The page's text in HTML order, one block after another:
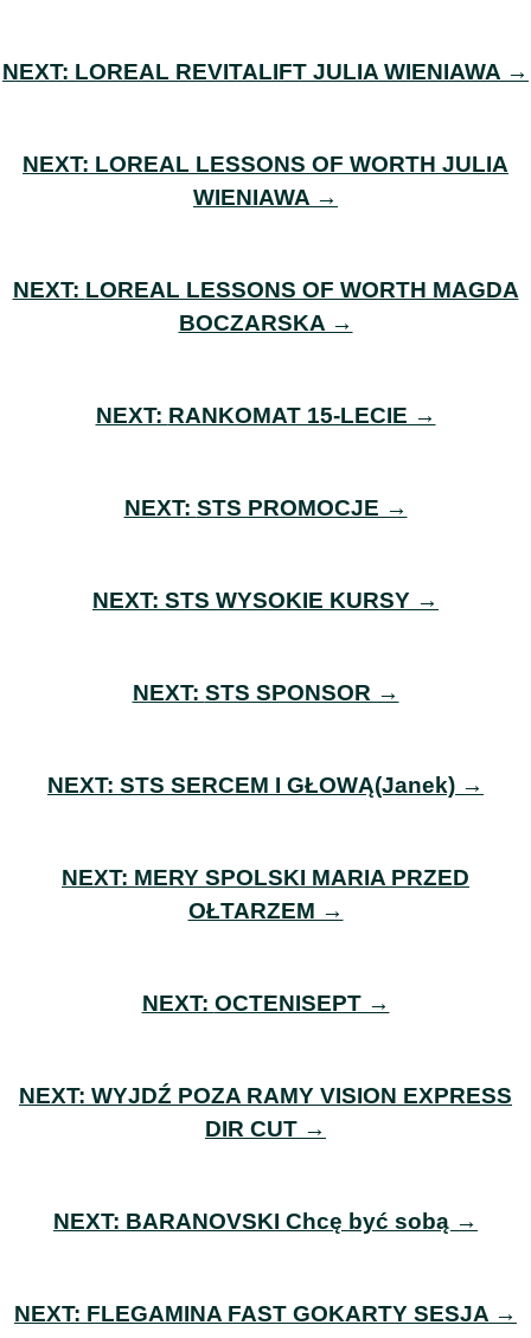
NEXT: LOREAL REVITALIFT JULIA WIENIAWA →
NEXT: LOREAL LESSONS OF WORTH JULIA
WIENIAWA →
NEXT: LOREAL LESSONS OF WORTH MAGDA
BOCZARSKA →
NEXT: RANKOMAT 15-LECIE →
NEXT: STS PROMOCJE →
NEXT: STS WYSOKIE KURSY →
NEXT: STS SPONSOR →
NEXT: STS SERCEM I GŁOWĄ(Janek) →
NEXT: MERY SPOLSKI MARIA PRZED
OŁTARZEM →
NEXT: OCTENISEPT →
NEXT: WYJDŹ POZA RAMY VISION EXPRESS
DIR CUT →
NEXT: BARANOVSKI Chcę być sobą →
NEXT: FLEGAMINA FAST GOKARTY SESJA →